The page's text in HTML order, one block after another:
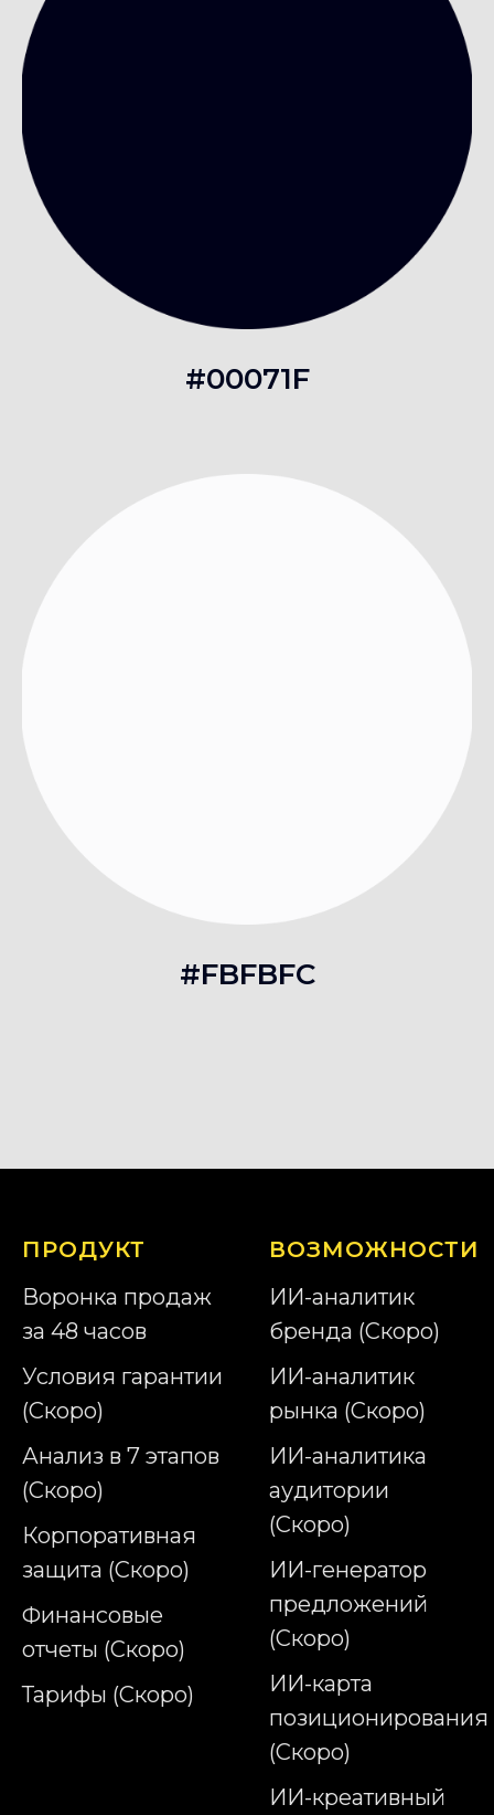
#00071F
#FBFBFC
ПРОДУКТ
Воронка продаж
за 48 часов
Условия гарантии
(Скоро)
Анализ в 7 этапов
(Скоро)
Корпоративная
защита (Скоро)
Финансовые
отчеты (Скоро)
Тарифы (Скоро)
ВОЗМОЖНОСТИ
ИИ-аналитик
бренда (Скоро)
ИИ-аналитик
рынка (Скоро)
ИИ-аналитика
аудитории
(Скоро)
ИИ-генератор
предложений
(Скоро)
ИИ-карта
позиционирования
(Скоро)
ИИ-креативный